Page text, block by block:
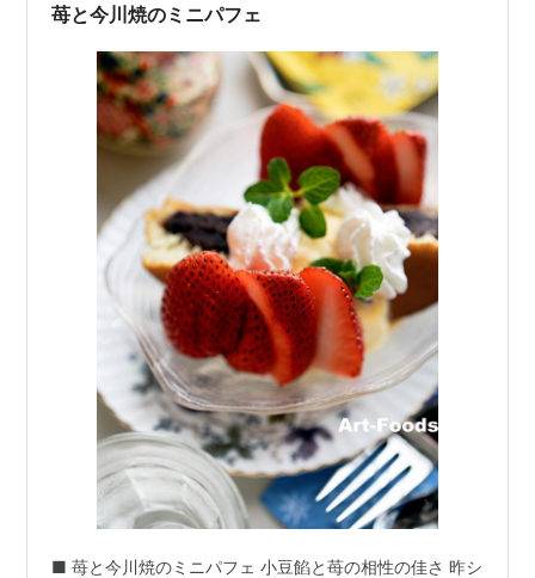
苺と今川焼のミニパフェ
■ 苺と今川焼のミニパフェ 小豆餡と苺の相性の佳さ 昨シ